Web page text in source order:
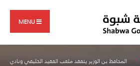
MENU
المحافظ بن الوزير يتفقد ملعب الفقيد الخليفي ونادي